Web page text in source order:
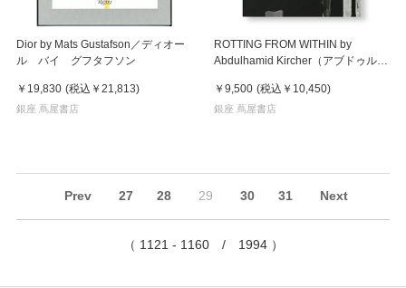
Dior by Mats Gustafson／ディオー
ル バイ グフタフソン
￥19,830 (税込 ￥21,813)
銀座 蔦屋書店
ROTTING FROM WITHIN by
Abdulhamid Kircher（アブドゥルハ
￥9,500 (税込 ￥10,450)
銀座 蔦屋書店
Prev 27 28 29 30 31 Next
（ 1121 - 1160 / 1994 ）